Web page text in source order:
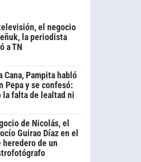
el negocio
la periodista
a TN
Cana, Pampita habló
Pepa y se confesó:
la falta de lealtad ni
de Nicolás, el
Guirao Díaz en el
de un